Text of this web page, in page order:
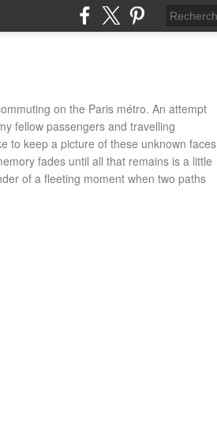
on the Paris métro. An attempt
fellow passengers and travelling
to keep a picture of these unknown faces
fades until all that remains is a little
of a fleeting moment when two paths